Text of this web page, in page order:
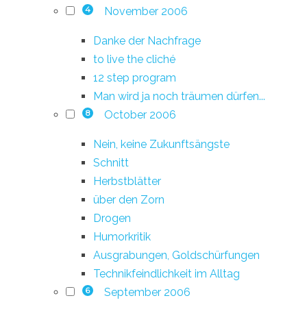
4 November 2006
Danke der Nachfrage
to live the cliché
12 step program
Man wird ja noch träumen dürfen...
8 October 2006
Nein, keine Zukunftsängste
Schnitt
Herbstblätter
über den Zorn
Drogen
Humorkritik
Ausgrabungen, Goldschürfungen
Technikfeindlichkeit im Alltag
6 September 2006